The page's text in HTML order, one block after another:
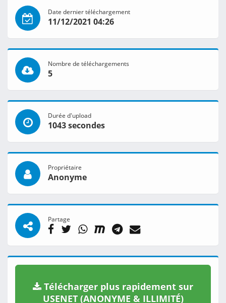
Date dernier téléchargement
11/12/2021 04:26
Nombre de téléchargements
5
Durée d'upload
1043 secondes
Propriétaire
Anonyme
Partage
Télécharger plus rapidement sur
USENET (ANONYME & ILLIMITÉ)